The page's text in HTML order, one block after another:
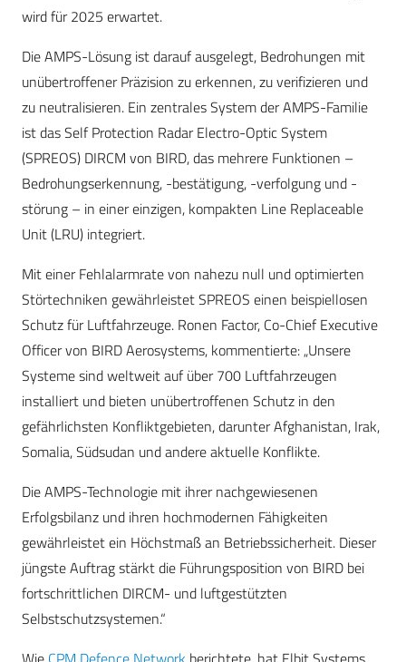
wird für 2025 erwartet.
Die AMPS-Lösung ist darauf ausgelegt, Bedrohungen mit
unübertroffener Präzision zu erkennen, zu verifizieren und
zu neutralisieren. Ein zentrales System der AMPS-Familie
ist das Self Protection Radar Electro-Optic System
(SPREOS) DIRCM von BIRD, das mehrere Funktionen –
Bedrohungserkennung, -bestätigung, -verfolgung und -
störung – in einer einzigen, kompakten Line Replaceable
Unit (LRU) integriert.
Mit einer Fehlalarmrate von nahezu null und optimierten
Störtechniken gewährleistet SPREOS einen beispiellosen
Schutz für Luftfahrzeuge. Ronen Factor, Co-Chief Executive
Officer von BIRD Aerosystems, kommentierte: „Unsere
Systeme sind weltweit auf über 700 Luftfahrzeugen
installiert und bieten unübertroffenen Schutz in den
gefährlichsten Konfliktgebieten, darunter Afghanistan, Irak,
Somalia, Südsudan und andere aktuelle Konflikte.
Die AMPS-Technologie mit ihrer nachgewiesenen
Erfolgsbilanz und ihren hochmodernen Fähigkeiten
gewährleistet ein Höchstmaß an Betriebssicherheit. Dieser
jüngste Auftrag stärkt die Führungsposition von BIRD bei
fortschrittlichen DIRCM- und luftgestützten
Selbstschutzsystemen.“